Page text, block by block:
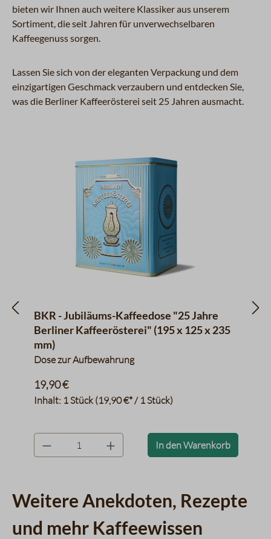
bieten wir Ihnen auch weitere Klassiker aus unserem
Sortiment, die seit Jahren für unverwechselbaren
Kaffeegenuss sorgen.
Lassen Sie sich von der eleganten Verpackung und dem
einzigartigen Geschmack verzaubern und entdecken Sie,
was die Berliner Kaffeerösterei seit 25 Jahren ausmacht.
BKR - Jubiläums-Kaffeedose "25 Jahre
Berliner Kaffeerösterei" (195 x 125 x 235
mm)
Dose zur Aufbewahrung
Inhalt: 1 Stück (19,90 €* / 1 Stück)
19,90 €
product.quantityLabel In den Warenkorb
Weitere Anekdoten, Rezepte
und mehr Kaffeewissen